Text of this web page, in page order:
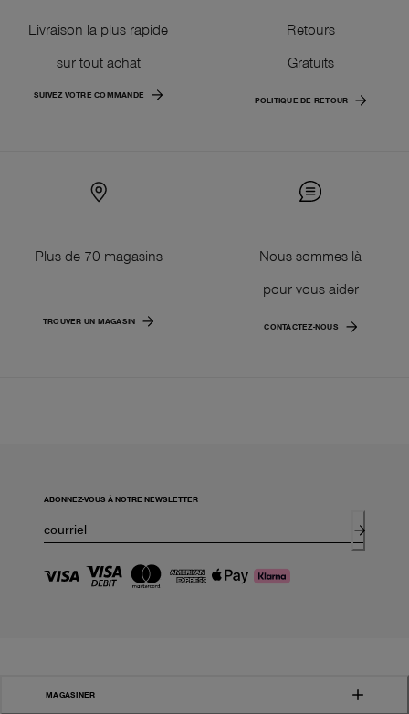
Livraison la plus rapide
sur tout achat
SUIVEZ VOTRE COMMANDE
Retours
Gratuits
POLITIQUE DE RETOUR
Plus de 70 magasins
TROUVER UN MAGASIN
Nous sommes là
pour vous aider
CONTACTEZ-NOUS
ABONNEZ-VOUS À NOTRE NEWSLETTER
MAGASINER